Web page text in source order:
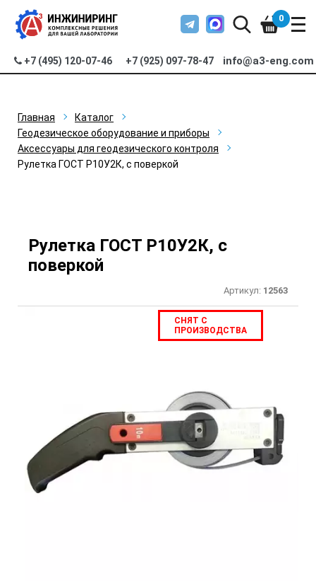
+7 (495) 120-07-46 +7 (925) 097-78-47 info@a3-eng.com
0
Главная
Каталог
Геодезическое оборудование и приборы
Аксессуары для геодезического контроля
Рулетка ГОСТ Р10У2К, с поверкой
Рулетка ГОСТ Р10У2К, с
поверкой
Артикул: 12563
СНЯТ С
ПРОИЗВОДСТВА